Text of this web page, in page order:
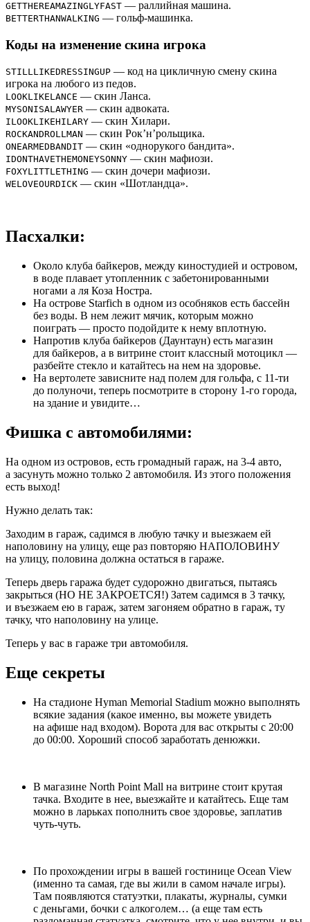
GETTHEREAMAZINGLYFAST — раллийная машина.
BETTERTHANWALKING — гольф-машинка.
Коды на изменение скина игрока
STILLLIKEDRESSINGUP — код на цикличную смену скина
игрока на любого из педов.
LOOKLIKELANCE — скин Ланса.
MYSONISALAWYER — скин адвоката.
ILOOKLIKEHILARY — скин Хилари.
ROCKANDROLLMAN — скин Рок’н’рольщика.
ONEARMEDBANDIT — скин «однорукого бандита».
IDONTHAVETHEMONEYSONNY — скин мафиози.
FOXYLITTLETHING — скин дочери мафиози.
WELOVEOURDICK — скин «Шотландца».
Пасхалки:
Около клуба байкеров, между киностудией и островом,
в воде плавает утопленник с забетонированными
ногами а ля Коза Ностра.
На острове Starfich в одном из особняков есть бассейн
без воды. В нем лежит мячик, которым можно
поиграть — просто подойдите к нему вплотную.
Напротив клуба байкеров (Даунтаун) есть магазин
для байкеров, а в витрине стоит классный мотоцикл —
разбейте стекло и катайтесь на нем на здоровье.
На вертолете зависните над полем для гольфа, с 11-ти
до полуночи, теперь посмотрите в сторону 1-го города,
на здание и увидите…
Фишка с автомобилями:
На одном из островов, есть громадный гараж, на 3-4 авто,
а засунуть можно только 2 автомобиля. Из этого положения
есть выход!
Нужно делать так:
Заходим в гараж, садимся в любую тачку и выезжаем ей
наполовину на улицу, еще раз повторяю НАПОЛОВИНУ
на улицу, половина должна остаться в гараже.
Теперь дверь гаража будет судорожно двигаться, пытаясь
закрыться (НО НЕ ЗАКРОЕТСЯ!) Затем садимся в 3 тачку,
и въезжаем ею в гараж, затем загоняем обратно в гараж, ту
тачку, что наполовину на улице.
Теперь у вас в гараже три автомобиля.
Еще секреты
На стадионе Hyman Memorial Stadium можно выполнять
всякие задания (какое именно, вы можете увидеть
на афише над входом). Ворота для вас открыты с 20:00
до 00:00. Хороший способ заработать денюжки.
В магазине North Point Mall на витрине стоит крутая
тачка. Входите в нее, выезжайте и катайтесь. Еще там
можно в ларьках пополнить свое здоровье, заплатив
чуть-чуть.
По прохождении игры в вашей гостинице Ocean View
(именно та самая, где вы жили в самом начале игры).
Там появляются статуэтки, плакаты, журналы, сумки
с деньгами, бочки с алкоголем… (а еще там есть